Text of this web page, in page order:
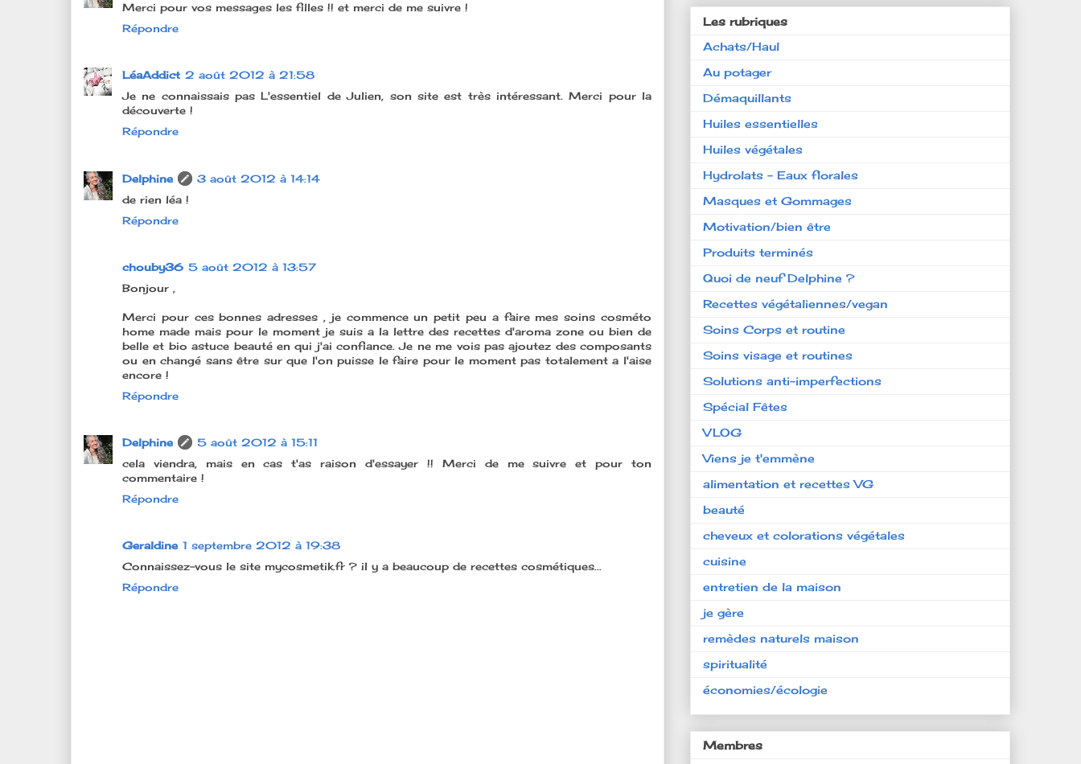
Merci pour vos messages les filles !! et merci de me suivre !
Répondre
LéaAddict 2 août 2012 à 21:58
Je ne connaissais pas L'essentiel de Julien, son site est très intéressant. Merci pour la
découverte !
Répondre
Delphine
3 août 2012 à 14:14
de rien léa !
Répondre
chouby36 5 août 2012 à 13:57
Bonjour ,
Merci pour ces bonnes adresses , je commence un petit peu a faire mes soins cosméto
home made mais pour le moment je suis a la lettre des recettes d'aroma zone ou bien de
belle et bio astuce beauté en qui j'ai confiance. Je ne me vois pas ajoutez des composants
ou en changé sans être sur que l'on puisse le faire pour le moment pas totalement a l'aise
encore !
Répondre
Delphine
5 août 2012 à 15:11
cela viendra, mais en cas t'as raison d'essayer !! Merci de me suivre et pour ton
commentaire !
Répondre
Geraldine 1 septembre 2012 à 19:38
Connaissez-vous le site mycosmetik.fr ? il y a beaucoup de recettes cosmétiques...
Répondre
Les rubriques
Achats/Haul
Au potager
Démaquillants
Huiles essentielles
Huiles végétales
Hydrolats - Eaux florales
Masques et Gommages
Motivation/bien être
Produits terminés
Quoi de neuf Delphine ?
Recettes végétaliennes/vegan
Soins Corps et routine
Soins visage et routines
Solutions anti-imperfections
Spécial Fêtes
VLOG
Viens je t'emmène
alimentation et recettes VG
beauté
cheveux et colorations végétales
cuisine
entretien de la maison
je gère
remèdes naturels maison
spiritualité
économies/écologie
Membres